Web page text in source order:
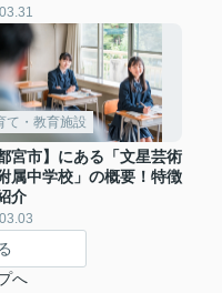
て・教育施設
宮市】にある「文星芸術
属中学校」の概要！特徴
介
へ